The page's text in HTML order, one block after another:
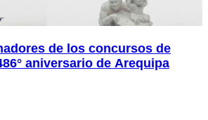
de los concursos de
aniversario de Arequipa